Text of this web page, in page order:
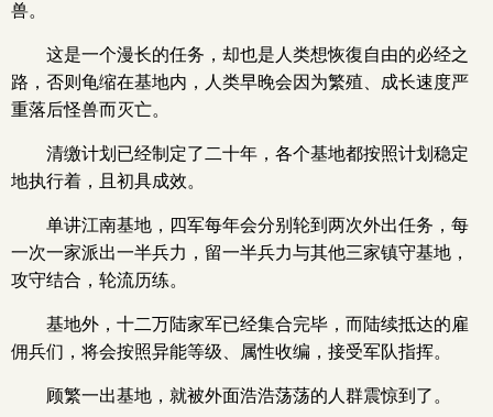
兽。
这是一个漫长的任务，却也是人类想恢復自由的必经之
路，否则龟缩在基地内，人类早晚会因为繁殖、成长速度严
重落后怪兽而灭亡。
清缴计划已经制定了二十年，各个基地都按照计划稳定
地执行着，且初具成效。
单讲江南基地，四军每年会分别轮到两次外出任务，每
一次一家派出一半兵力，留一半兵力与其他三家镇守基地，
攻守结合，轮流历练。
基地外，十二万陆家军已经集合完毕，而陆续抵达的雇
佣兵们，将会按照异能等级、属性收编，接受军队指挥。
顾繁一出基地，就被外面浩浩荡荡的人群震惊到了。